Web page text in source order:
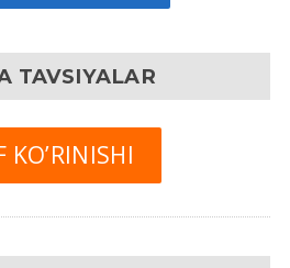
TAVSIYALAR
KO’RINISHI